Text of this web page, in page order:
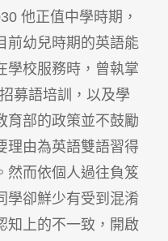
他正值中學時期，
前幼兒時期的英語能
學校服務時，曾執掌
募語培訓，以及學
育部的政策並不鼓勵
理由為英語雙語習得
然而依個人過往負笈
學卻鮮少有受到混淆
知上的不一致，開啟